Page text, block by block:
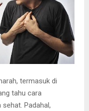
termasuk di
tahu cara
Padahal,